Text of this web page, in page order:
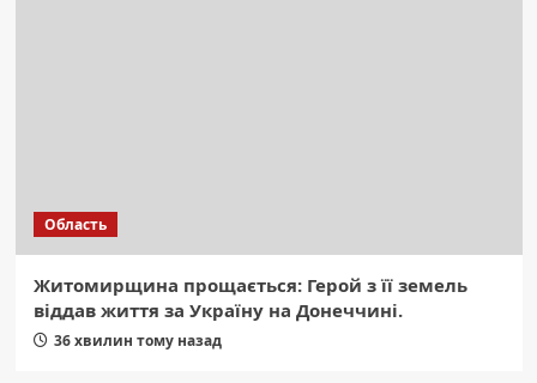
Область
Житомирщина прощається: Герой з її земель
віддав життя за Україну на Донеччині.
36 хвилин тому назад